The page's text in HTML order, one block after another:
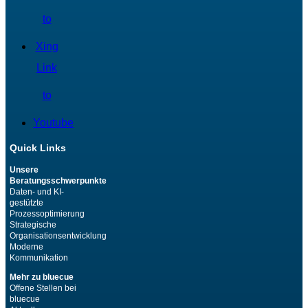
to
Xing
Link
to
Youtube
Quick Links
Unsere
Beratungsschwerpunkte
Daten- und KI-
gestützte
Prozessoptimierung
Strategische
Organisationsentwicklung
Moderne
Kommunikation
Mehr zu bluecue
Offene Stellen bei
bluecue